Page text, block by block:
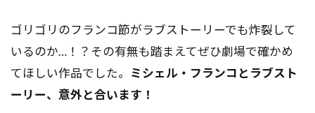
ゴリゴリのフランコ節がラブストーリーでも炸裂して
いるのか…！？その有無も踏まえてぜひ劇場で確かめ
てほしい作品でした。 ミシェル・フランコとラブスト
ーリー、意外と合います！